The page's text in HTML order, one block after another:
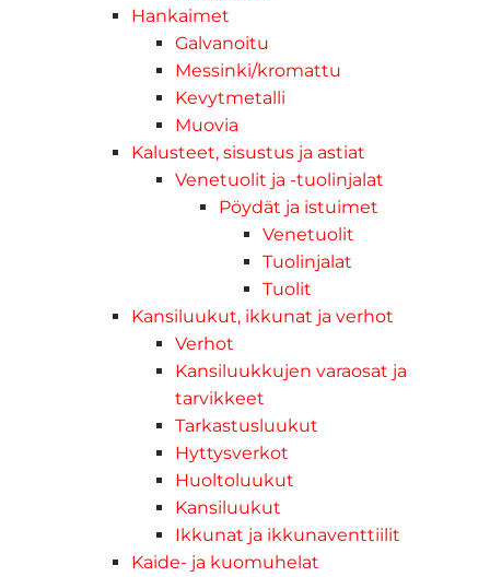
Hankaimet
Galvanoitu
Messinki/kromattu
Kevytmetalli
Muovia
Kalusteet, sisustus ja astiat
Venetuolit ja -tuolinjalat
Pöydät ja istuimet
Venetuolit
Tuolinjalat
Tuolit
Kansiluukut, ikkunat ja verhot
Verhot
Kansiluukkujen varaosat ja
tarvikkeet
Tarkastusluukut
Hyttysverkot
Huoltoluukut
Kansiluukut
Ikkunat ja ikkunaventtiilit
Kaide- ja kuomuhelat